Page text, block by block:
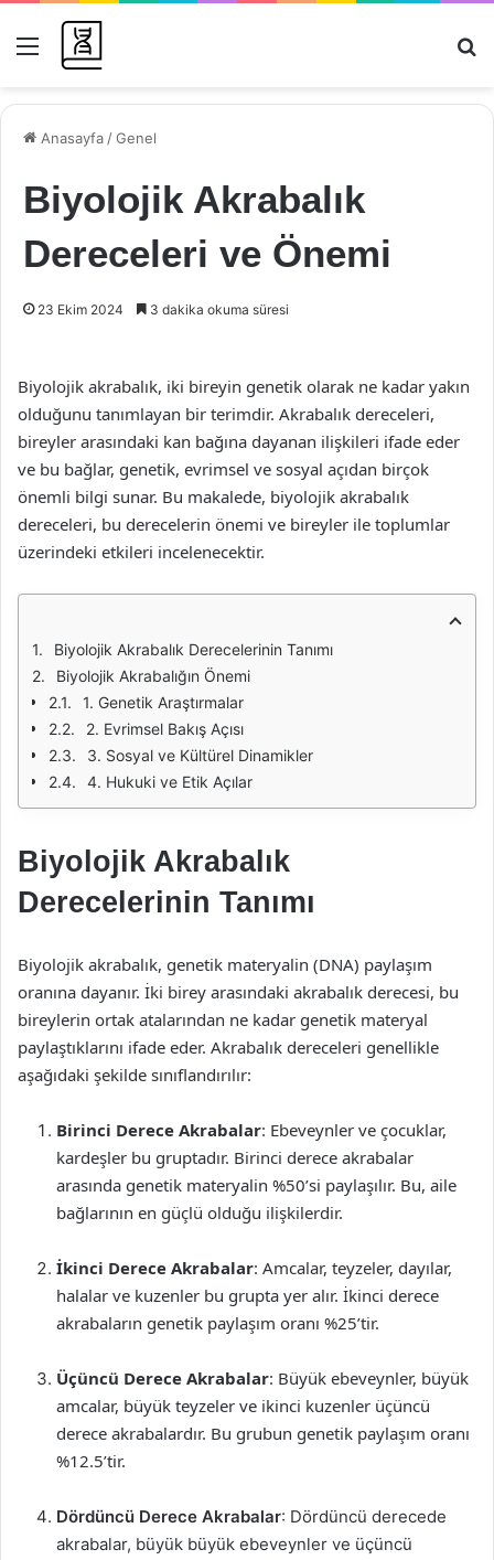
Menü
Anasayfa /Genel
Biyolojik Akrabalık
Dereceleri ve Önemi
23 Ekim 2024 3 dakika okuma süresi
Biyolojik akrabalık, iki bireyin genetik olarak ne kadar yakın
olduğunu tanımlayan bir terimdir. Akrabalık dereceleri,
bireyler arasındaki kan bağına dayanan ilişkileri ifade eder
ve bu bağlar, genetik, evrimsel ve sosyal açıdan birçok
önemli bilgi sunar. Bu makalede, biyolojik akrabalık
dereceleri, bu derecelerin önemi ve bireyler ile toplumlar
üzerindeki etkileri incelenecektir.
Biyolojik Akrabalık Derecelerinin Tanımı
Biyolojik Akrabalığın Önemi
1. Genetik Araştırmalar
2. Evrimsel Bakış Açısı
3. Sosyal ve Kültürel Dinamikler
4. Hukuki ve Etik Açılar
Biyolojik Akrabalık
Derecelerinin Tanımı
Biyolojik akrabalık, genetik materyalin (DNA) paylaşım
oranına dayanır. İki birey arasındaki akrabalık derecesi, bu
bireylerin ortak atalarından ne kadar genetik materyal
paylaştıklarını ifade eder. Akrabalık dereceleri genellikle
aşağıdaki şekilde sınıflandırılır:
Birinci Derece Akrabalar: Ebeveynler ve çocuklar,
kardeşler bu gruptadır. Birinci derece akrabalar
arasında genetik materyalin %50’si paylaşılır. Bu, aile
bağlarının en güçlü olduğu ilişkilerdir.
İkinci Derece Akrabalar: Amcalar, teyzeler, dayılar,
halalar ve kuzenler bu grupta yer alır. İkinci derece
akrabaların genetik paylaşım oranı %25’tir.
Üçüncü Derece Akrabalar: Büyük ebeveynler, büyük
amcalar, büyük teyzeler ve ikinci kuzenler üçüncü
derece akrabalardır. Bu grubun genetik paylaşım oranı
%12.5’tir.
Dördüncü Derece Akrabalar: Dördüncü derecede
akrabalar, büyük büyük ebeveynler ve üçüncü